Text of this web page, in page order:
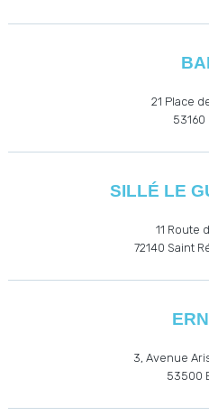
21 Place
53160
SILLÉ LE
11 Route
72140 Saint
3, Avenue
53500